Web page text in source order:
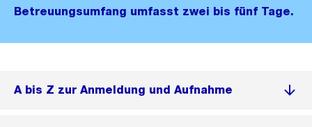
Betreuungsumfang umfasst zwei bis fünf Tage.
A bis Z zur Anmeldung und Aufnahme